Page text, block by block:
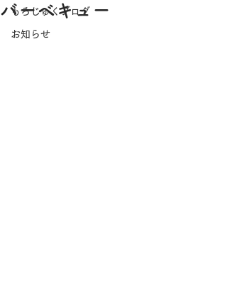
もろじゅくブログ
お知らせ
バーベキュー